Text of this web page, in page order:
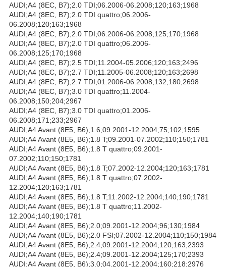
AUDI;A4 (8EC, B7);2.0 TDI;06.2006-06.2008;120;163;1968
AUDI;A4 (8EC, B7);2.0 TDI quattro;06.2006-
06.2008;120;163;1968
AUDI;A4 (8EC, B7);2.0 TDI;06.2006-06.2008;125;170;1968
AUDI;A4 (8EC, B7);2.0 TDI quattro;06.2006-
06.2008;125;170;1968
AUDI;A4 (8EC, B7);2.5 TDI;11.2004-05.2006;120;163;2496
AUDI;A4 (8EC, B7);2.7 TDI;11.2005-06.2008;120;163;2698
AUDI;A4 (8EC, B7);2.7 TDI;01.2006-06.2008;132;180;2698
AUDI;A4 (8EC, B7);3.0 TDI quattro;11.2004-
06.2008;150;204;2967
AUDI;A4 (8EC, B7);3.0 TDI quattro;01.2006-
06.2008;171;233;2967
AUDI;A4 Avant (8E5, B6);1.6;09.2001-12.2004;75;102;1595
AUDI;A4 Avant (8E5, B6);1.8 T;09.2001-07.2002;110;150;1781
AUDI;A4 Avant (8E5, B6);1.8 T quattro;09.2001-
07.2002;110;150;1781
AUDI;A4 Avant (8E5, B6);1.8 T;07.2002-12.2004;120;163;1781
AUDI;A4 Avant (8E5, B6);1.8 T quattro;07.2002-
12.2004;120;163;1781
AUDI;A4 Avant (8E5, B6);1.8 T;11.2002-12.2004;140;190;1781
AUDI;A4 Avant (8E5, B6);1.8 T quattro;11.2002-
12.2004;140;190;1781
AUDI;A4 Avant (8E5, B6);2.0;09.2001-12.2004;96;130;1984
AUDI;A4 Avant (8E5, B6);2.0 FSI;07.2002-12.2004;110;150;1984
AUDI;A4 Avant (8E5, B6);2.4;09.2001-12.2004;120;163;2393
AUDI;A4 Avant (8E5, B6);2.4;09.2001-12.2004;125;170;2393
AUDI;A4 Avant (8E5, B6);3.0;04.2001-12.2004;160;218;2976